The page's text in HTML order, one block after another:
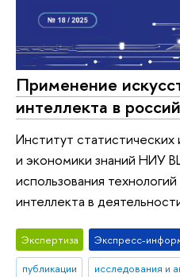
Применение
интеллекта в
Институт статистических
и экономики знаний НИУ
использования
интеллекта в
Экспертиза Экспресс-
публикации
исследования и